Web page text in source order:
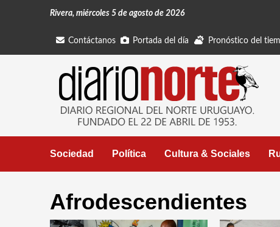
Rivera, miércoles 5 de agosto de 2026
Contáctanos Portada del día Pronóstico del
Sociedad Política Cultura & Sociales
Afrodescendientes